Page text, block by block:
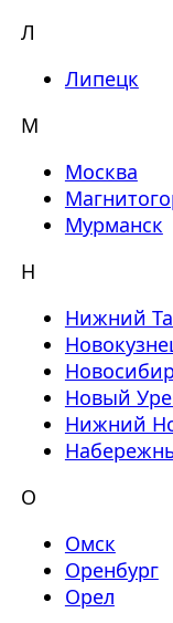
Л
Липецк
М
Москва
Мурманск
Н
Нижний
Новый
Нижний
О
Омск
Оренбург
Орел